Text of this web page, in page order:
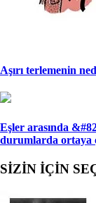
Aşırı terlemenin
Eşler arasında
durumlarda ortaya
SİZİN İÇİN